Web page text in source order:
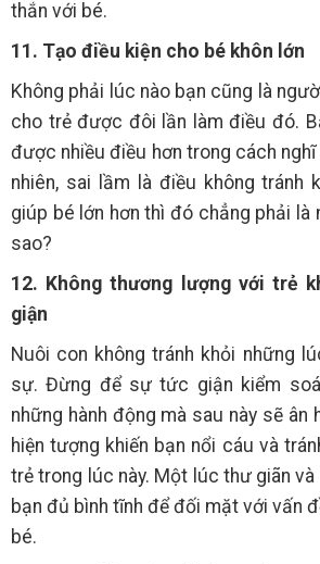
thắn với bé.
11. Tạo điều kiện cho bé khôn lớn
Không phải lúc nào bạn cũng là
cho trẻ được đôi lần làm điều đó.
được nhiều điều hơn trong cách
nhiên, sai lầm là điều không tránh
giúp bé lớn hơn thì đó chẳng phải là
sao?
12. Không thương lượng với trẻ
giận
Nuôi con không tránh khỏi những
sự. Đừng để sự tức giận kiểm
những hành động mà sau này sẽ ân
hiện tượng khiến bạn nổi cáu và
trẻ trong lúc này. Một lúc thư giãn
bạn đủ bình tĩnh để đối mặt với vấn
bé.